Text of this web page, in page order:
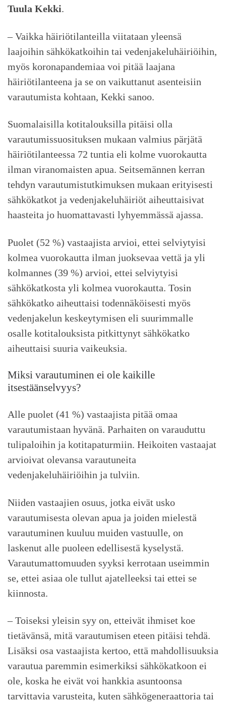
Tuula Kekki.
– Vaikka häiriötilanteilla viitataan yleensä
laajoihin sähkökatkoihin tai vedenjakeluhäiriöihin,
myös koronapandemiaa voi pitää laajana
häiriötilanteena ja se on vaikuttanut asenteisiin
varautumista kohtaan, Kekki sanoo.
Suomalaisilla kotitalouksilla pitäisi olla
varautumissuosituksen mukaan valmius pärjätä
häiriötilanteessa 72 tuntia eli kolme vuorokautta
ilman viranomaisten apua. Seitsemännen kerran
tehdyn varautumistutkimuksen mukaan erityisesti
sähkökatkot ja vedenjakeluhäiriöt aiheuttaisivat
haasteita jo huomattavasti lyhyemmässä ajassa.
Puolet (52 %) vastaajista arvioi, ettei selviytyisi
kolmea vuorokautta ilman juoksevaa vettä ja yli
kolmannes (39 %) arvioi, ettei selviytyisi
sähkökatkosta yli kolmea vuorokautta. Tosin
sähkökatko aiheuttaisi todennäköisesti myös
vedenjakelun keskeytymisen eli suurimmalle
osalle kotitalouksista pitkittynyt sähkökatko
aiheuttaisi suuria vaikeuksia.
Miksi varautuminen ei ole kaikille
itsestäänselvyys?
Alle puolet (41 %) vastaajista pitää omaa
varautumistaan hyvänä. Parhaiten on varauduttu
tulipaloihin ja kotitapaturmiin. Heikoiten vastaajat
arvioivat olevansa varautuneita
vedenjakeluhäiriöihin ja tulviin.
Niiden vastaajien osuus, jotka eivät usko
varautumisesta olevan apua ja joiden mielestä
varautuminen kuuluu muiden vastuulle, on
laskenut alle puoleen edellisestä kyselystä.
Varautumattomuuden syyksi kerrotaan useimmin
se, ettei asiaa ole tullut ajatelleeksi tai ettei se
kiinnosta.
– Toiseksi yleisin syy on, etteivät ihmiset koe
tietävänsä, mitä varautumisen eteen pitäisi tehdä.
Lisäksi osa vastaajista kertoo, että mahdollisuuksia
varautua paremmin esimerkiksi sähkökatkoon ei
ole, koska he eivät voi hankkia asuntoonsa
tarvittavia varusteita, kuten sähkögeneraattoria tai